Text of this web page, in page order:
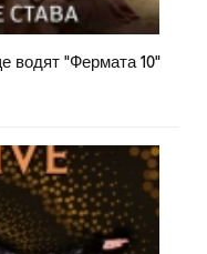
водят "Фермата 10"